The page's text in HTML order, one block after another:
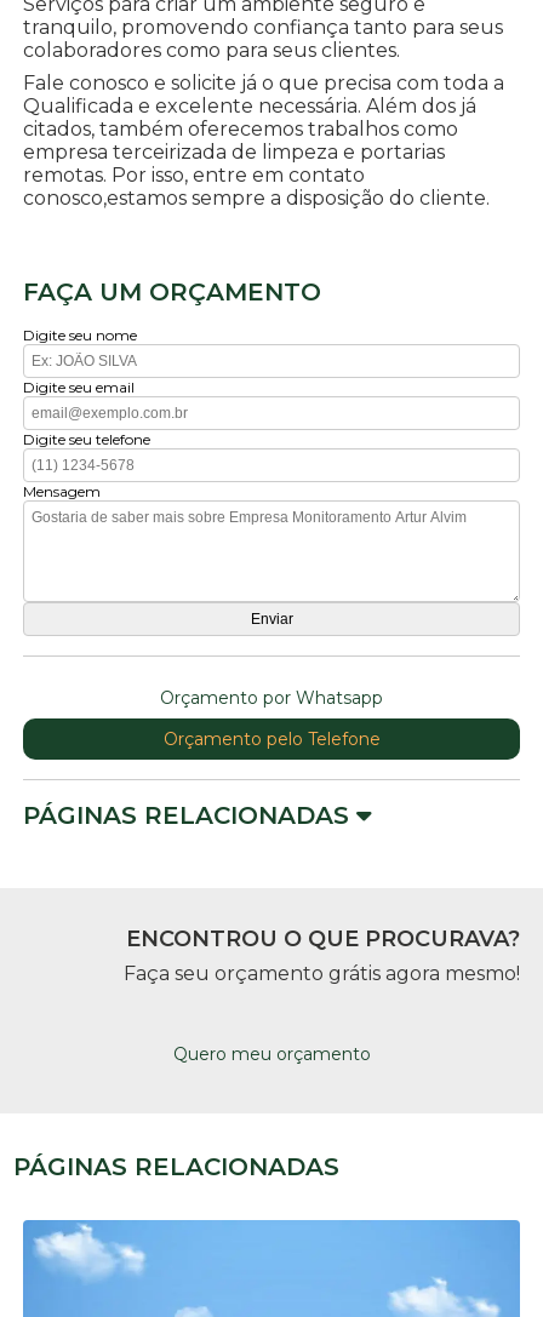
tranquilo, promovendo confiança tanto para seus
colaboradores como para seus clientes.
Fale conosco e solicite já o que precisa com toda a
Qualificada e excelente necessária. Além dos já
citados, também oferecemos trabalhos como
empresa terceirizada de limpeza e portarias
remotas. Por isso, entre em contato
conosco,estamos sempre a disposição do cliente.
FAÇA UM ORÇAMENTO
Digite seu nome
Digite seu email
Digite seu telefone
Mensagem
Orçamento por Whatsapp
Orçamento pelo Telefone
PÁGINAS RELACIONADAS
ENCONTROU O QUE PROCURAVA?
Faça seu orçamento grátis agora mesmo!
Quero meu orçamento
PÁGINAS RELACIONADAS